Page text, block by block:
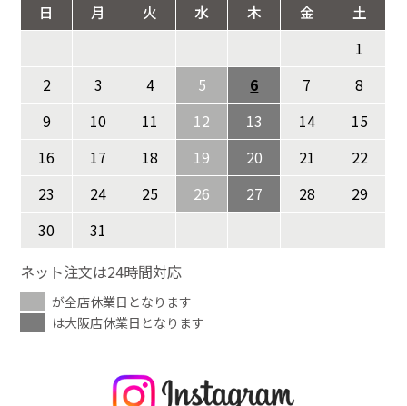
日 月 火 水 木 金
土
1
2
3 4 5 6 7
8
9
10 11 12 13 14
15
16
17 18 19 20 21
22
23
24 25 26 27 28
29
30
31
ネット注文は24時間対応
が全店休業日となります
は大阪店休業日となります